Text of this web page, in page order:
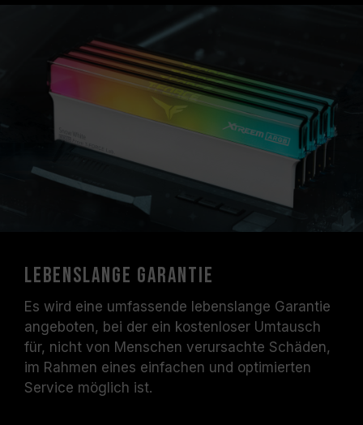
Lebenslange Garantie
Es wird eine umfassende lebenslange Garantie
angeboten, bei der ein kostenloser Umtausch
für, nicht von Menschen verursachte Schäden,
im Rahmen eines einfachen und optimierten
Service möglich ist.